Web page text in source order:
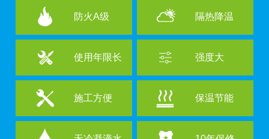
防火A级 隔热降温
使用年限长 强度大
施工方便 保温节能